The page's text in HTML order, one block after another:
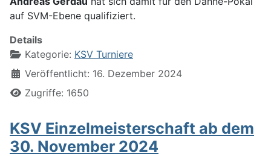
auf SVM-Ebene qualifiziert.
Details
Kategorie: KSV Turniere
Veröffentlicht: 16. Dezember 2024
Zugriffe: 1650
KSV Einzelmeisterschaft ab dem
30. November 2024